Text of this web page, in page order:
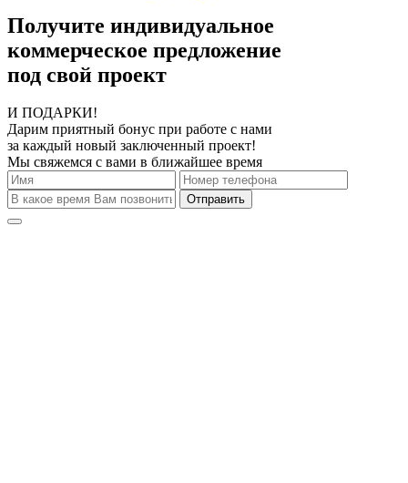
Получите индивидуальное
коммерческое предложение
под свой проект
И ПОДАРКИ!
Дарим приятный бонус при работе с нами
за каждый новый заключенный проект!
Мы свяжемся с вами в ближайшее время
Отправить